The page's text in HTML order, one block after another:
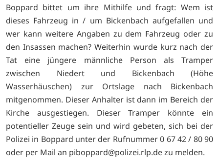
Boppard bittet um ihre Mithilfe und fragt: Wem ist
dieses Fahrzeug in / um Bickenbach aufgefallen und
wer kann weitere Angaben zu dem Fahrzeug oder zu
den Insassen machen? Weiterhin wurde kurz nach der
Tat eine jüngere männliche Person als Tramper
zwischen Niedert und Bickenbach (Höhe
Wasserhäuschen) zur Ortslage nach Bickenbach
mitgenommen. Dieser Anhalter ist dann im Bereich der
Kirche ausgestiegen. Dieser Tramper könnte ein
potentieller Zeuge sein und wird gebeten, sich bei der
Polizei in Boppard unter der Rufnummer 0 67 42 / 80 90
oder per Mail an piboppard@polizei.rlp.de zu melden.